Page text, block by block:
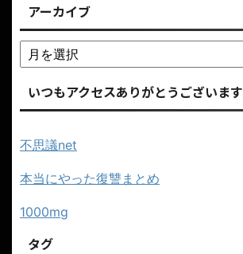
アーカイブ
いつもアクセスありがとうございます
不思議net
本当にやった復讐まとめ
1000mg
タグ